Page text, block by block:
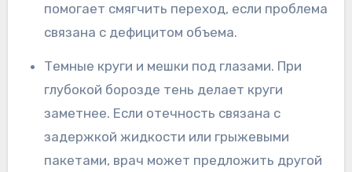
помогает смягчить переход, если проблема
связана с дефицитом объема.
Темные круги и мешки под глазами. При
глубокой борозде тень делает круги
заметнее. Если отечность связана с
задержкой жидкости или грыжевыми
пакетами, врач может предложить другой